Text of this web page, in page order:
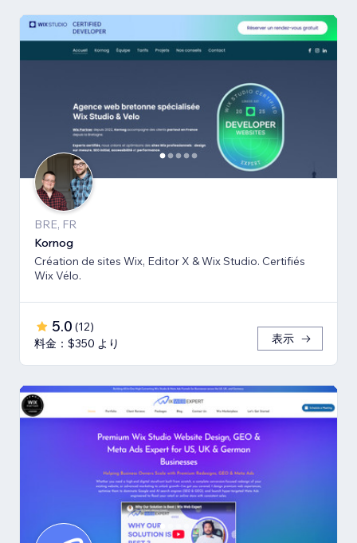
BRE, FR
Kornog
Création de sites Wix, Editor X & Wix Studio. Certifiés
Wix Vélo.
5.0 (12)
料金：$350 より
表示